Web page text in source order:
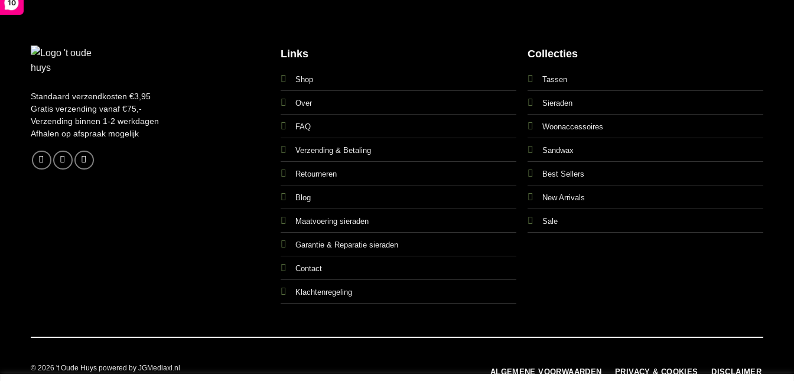
10
Standaard verzendkosten €3,95
Gratis verzending vanaf €75,-
Verzending binnen 1-2 werkdagen
Afhalen op afspraak mogelijk
Links
Shop
Over
FAQ
Verzending & Betaling
Retourneren
Blog
Maatvoering sieraden
Garantie & Reparatie sieraden
Contact
Klachtenregeling
Collecties
Tassen
Sieraden
Woonaccessoires
Sandwax
Best Sellers
New Arrivals
Sale
© 2026 't Oude Huys powered by JGMediaxl.nl ALGEMENE VOORWAARDEN PRIVACY & COOKIES DISCLAIMER